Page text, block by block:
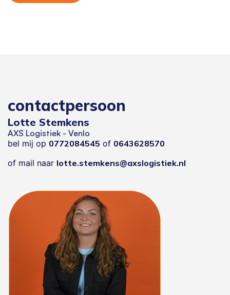
contactpersoon
Lotte Stemkens
AXS Logistiek - Venlo
bel mij op 0772084545 of 0643628570
of mail naar lotte.stemkens@axslogistiek.nl